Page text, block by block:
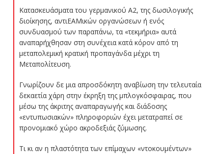
Κατασκευάσματα του γερμανικού Α2, της δωσιλογικής
διοίκησης, αντιΕΑΜικών οργανώσεων ή ενός
συνδυασμού των παραπάνω, τα «τεκμήρια» αυτά
αναπαρήχθησαν στη συνέχεια κατά κόρον από τη
μεταπολεμική κρατική προπαγάνδα μέχρι τη
Μεταπολίτευση.
Γνωρίζουν δε μια απροσδόκητη αναβίωση την τελευταία
δεκαετία χάρη στην έκρηξη της μπλογκόσφαιρας, που
μέσω της άκριτης αναπαραγωγής και διάδοσης
«εντυπωσιακών» πληροφοριών έχει μετατραπεί σε
προνομιακό χώρο ακροδεξιάς ζύμωσης.
Τι κι αν η πλαστότητα των επίμαχων «ντοκουμέντων»